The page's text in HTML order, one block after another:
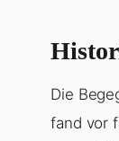
Die
fand vor